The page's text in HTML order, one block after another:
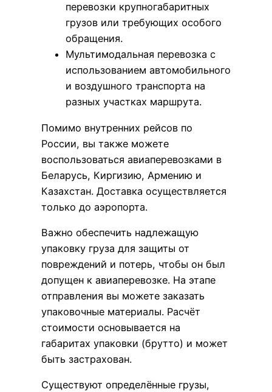
перевозки крупногабаритных
грузов или требующих особого
обращения.
Мультимодальная перевозка с
использованием автомобильного
и воздушного транспорта на
разных участках маршрута.
Помимо внутренних рейсов по
России, вы также можете
воспользоваться авиаперевозками в
Беларусь, Киргизию, Армению и
Казахстан. Доставка осуществляется
только до аэропорта.
Важно обеспечить надлежащую
упаковку груза для защиты от
повреждений и потерь, чтобы он был
допущен к авиаперевозке. На этапе
отправления вы можете заказать
упаковочные материалы. Расчёт
стоимости основывается на
габаритах упаковки (брутто) и может
быть застрахован.
Существуют определённые грузы,